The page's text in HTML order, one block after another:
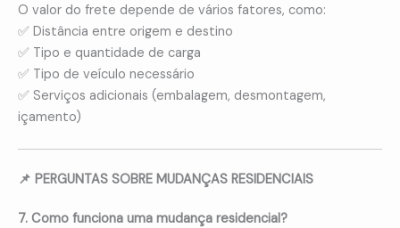
O valor do frete depende de vários fatores, como:
✅ Distância entre origem e destino
✅ Tipo e quantidade de carga
✅ Tipo de veículo necessário
✅ Serviços adicionais (embalagem, desmontagem,
içamento)
📌 PERGUNTAS SOBRE MUDANÇAS RESIDENCIAIS
7. Como funciona uma mudança residencial?